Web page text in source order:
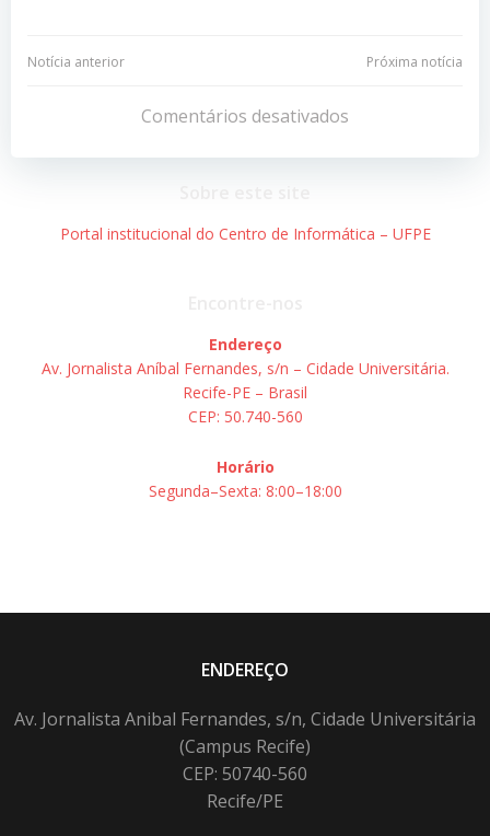
Navegação
Post
Notícia anterior
Navegação
de
Post
Próxima notícia
Comentários desativados
Portal institucional do Centro de Informática – UFPE
Endereço
Av. Jornalista Aníbal Fernandes, s/n – Cidade Universitária.
Recife-PE – Brasil
CEP: 50.740-560
Horário
Segunda–Sexta: 8:00–18:00
ENDEREÇO
Av. Jornalista Anibal Fernandes, s/n, Cidade Universitária
(Campus Recife)
CEP: 50740-560
Recife/PE